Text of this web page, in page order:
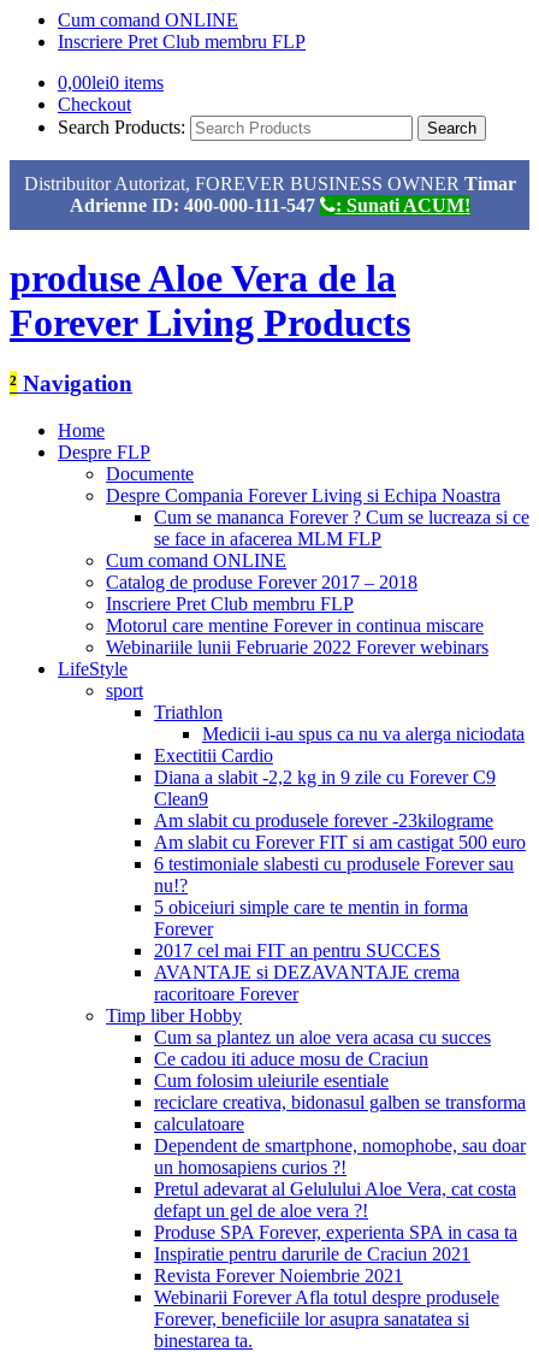
Cum comand ONLINE
Inscriere Pret Club membru FLP
0,00lei0 items
Checkout
Search Products:
Distribuitor Autorizat, FOREVER BUSINESS OWNER Timar
Adrienne ID: 400-000-111-547
: Sunati ACUM!
produse Aloe Vera de la
Forever Living Products
² Navigation
Home
Despre FLP
Documente
Despre Compania Forever Living si Echipa Noastra
Cum se mananca Forever ? Cum se lucreaza si ce
se face in afacerea MLM FLP
Cum comand ONLINE
Catalog de produse Forever 2017 – 2018
Inscriere Pret Club membru FLP
Motorul care mentine Forever in continua miscare
Webinariile lunii Februarie 2022 Forever webinars
LifeStyle
sport
Triathlon
Medicii i-au spus ca nu va alerga niciodata
Exectitii Cardio
Diana a slabit -2,2 kg in 9 zile cu Forever C9
Clean9
Am slabit cu produsele forever -23kilograme
Am slabit cu Forever FIT si am castigat 500 euro
6 testimoniale slabesti cu produsele Forever sau
nu!?
5 obiceiuri simple care te mentin in forma
Forever
2017 cel mai FIT an pentru SUCCES
AVANTAJE si DEZAVANTAJE crema
racoritoare Forever
Timp liber Hobby
Cum sa plantez un aloe vera acasa cu succes
Ce cadou iti aduce mosu de Craciun
Cum folosim uleiurile esentiale
reciclare creativa, bidonasul galben se transforma
calculatoare
Dependent de smartphone, nomophobe, sau doar
un homosapiens curios ?!
Pretul adevarat al Gelulului Aloe Vera, cat costa
defapt un gel de aloe vera ?!
Produse SPA Forever, experienta SPA in casa ta
Inspiratie pentru darurile de Craciun 2021
Revista Forever Noiembrie 2021
Webinarii Forever Afla totul despre produsele
Forever, beneficiile lor asupra sanatatea si
binestarea ta.